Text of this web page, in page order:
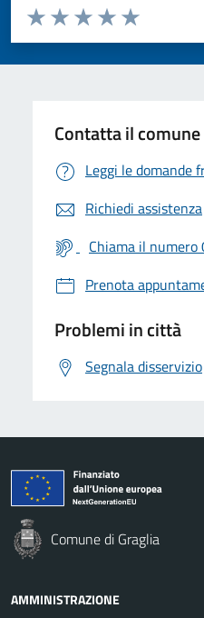
Valuta da 1 a 5 stelle la pagina
Valuta 5
Valuta 4 stelle
Valuta 3 stelle su 5
Valuta 2 stelle su 5
Valuta 1 stelle su 5
Contatta il comune
Leggi le domande
Richiedi assistenza
Chiama il
Prenota
Problemi in città
Segnala disservizio
Comune di Graglia
AMMINISTRAZIONE